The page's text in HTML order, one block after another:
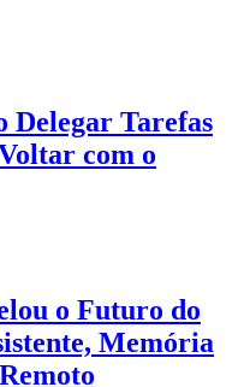
Delegar Tarefas
com o
o Futuro do
Memória